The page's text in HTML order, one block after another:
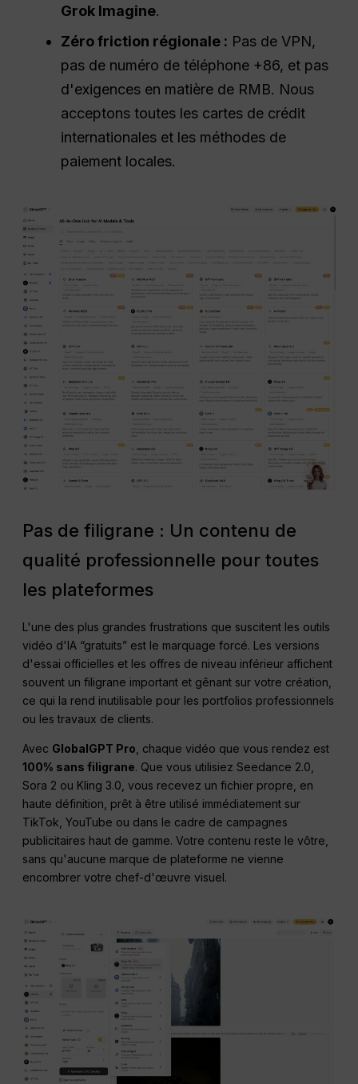
Grok Imagine.
Zéro friction régionale : Pas de VPN,
pas de numéro de téléphone +86, et pas
d'exigences en matière de RMB. Nous
acceptons toutes les cartes de crédit
internationales et les méthodes de
paiement locales.
Pas de filigrane : Un contenu de
qualité professionnelle pour toutes
les plateformes
L'une des plus grandes frustrations que suscitent les outils
vidéo d'IA “gratuits” est le marquage forcé. Les versions
d'essai officielles et les offres de niveau inférieur affichent
souvent un filigrane important et gênant sur votre création,
ce qui la rend inutilisable pour les portfolios professionnels
ou les travaux de clients.
Avec GlobalGPT Pro , chaque vidéo que vous rendez est
100% sans filigrane. Que vous utilisiez Seedance 2.0,
Sora 2 ou Kling 3.0, vous recevez un fichier propre, en
haute définition, prêt à être utilisé immédiatement sur
TikTok, YouTube ou dans le cadre de campagnes
publicitaires haut de gamme. Votre contenu reste le vôtre,
sans qu'aucune marque de plateforme ne vienne
encombrer votre chef-d'œuvre visuel.